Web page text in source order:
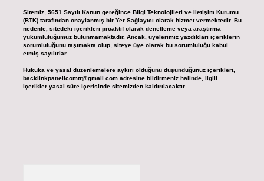
Sitemiz, 5651 Sayılı Kanun gereğince Bilgi Teknolojileri ve İletişim Kurumu
(BTK) tarafından onaylanmış bir Yer Sağlayıcı olarak hizmet vermektedir. Bu
nedenle, sitedeki içerikleri proaktif olarak denetleme veya araştırma
yükümlülüğümüz bulunmamaktadır. Ancak, üyelerimiz yazdıkları içeriklerin
sorumluluğunu taşımakta olup, siteye üye olarak bu sorumluluğu kabul
etmiş sayılırlar.
Hukuka ve yasal düzenlemelere aykırı olduğunu düşündüğünüz içerikleri,
backlinkpanelicomtr@gmail.comadresine bildirmeniz halinde, ilgili
içerikler yasal süre içerisinde sitemizden kaldırılacaktır.